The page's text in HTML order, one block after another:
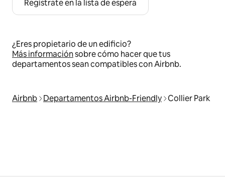
Regístrate en la lista de espera
¿Eres propietario de un edificio?
Más informaciónsobre cómo hacer que tus
departamentos sean compatibles con Airbnb.
Airbnb Departamentos Airbnb-Friendly Collier Park